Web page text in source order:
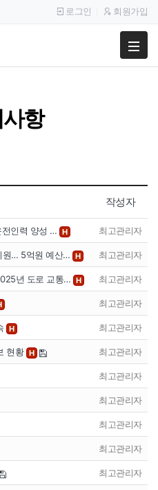
로그인 회원가입
항
작성자
전인력 양성 … H 최고관리자
원… 5억원 예산… H 최고관리자
년 도로 교통… H 최고관리자
최고관리자
H 최고관리자
현황 H 최고관리자
최고관리자
최고관리자
최고관리자
최고관리자
최고관리자